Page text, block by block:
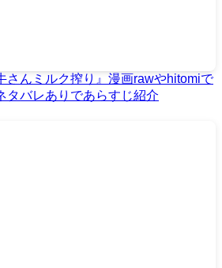
さんミルク搾り』漫画rawやhitomiで
タバレありであらすじ紹介